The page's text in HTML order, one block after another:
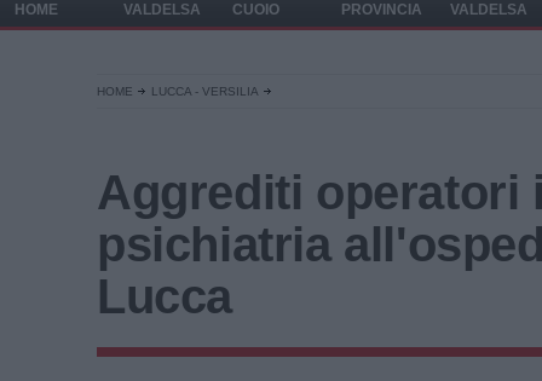
HOME
VALDELSA
CUOIO
PROVINCIA
VALDELSA
HOME LUCCA - VERSILIA
Aggrediti operatori
psichiatria
Lucca